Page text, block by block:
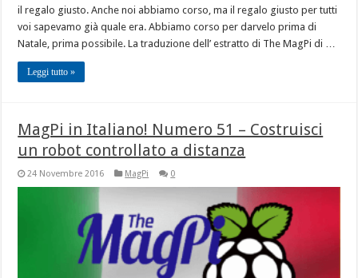
il regalo giusto. Anche noi abbiamo corso, ma il regalo giusto per tutti
voi sapevamo già quale era. Abbiamo corso per darvelo prima di
Natale, prima possibile. La traduzione dell’ estratto di The MagPi di …
Leggi tutto »
MagPi in Italiano! Numero 51 – Costruisci
un robot controllato a distanza
24 Novembre 2016 MagPi 0